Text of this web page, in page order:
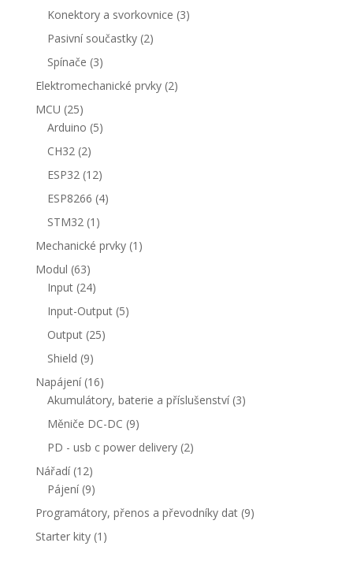
produkty
Konektory a svorkovnice 33
Pasivní součastky 22
Spínače 33
produkty
Elektromechanické prvky 22
MCU 2525
produktů
Arduino 55
CH32 22
produkty
ESP32 1212
produktů
ESP8266 44
STM32 1 1
produkt
Mechanické prvky 1 1
Modul 6363
produktů
Input 2424
produktů
Input-Output 55
Output 2525
Shield 99
produktů
Napájení 1616
produktů
Akumulátory, baterie a příslušenství 33
Měniče DC-DC 99
produktů
PD - usb c power delivery 22
Nářadí 1212
produktů
Pájení 99
produktů
Programátory, přenos a převodníky dat 99
Starter kity 1 1